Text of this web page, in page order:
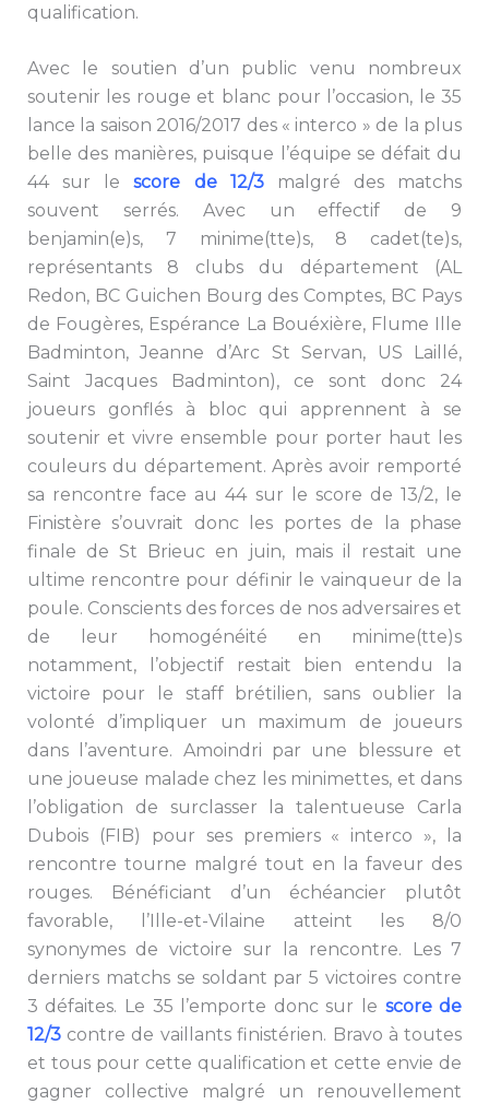
qualification.
Avec le soutien d’un public venu nombreux
soutenir les rouge et blanc pour l’occasion, le 35
lance la saison 2016/2017 des « interco » de la plus
belle des manières, puisque l’équipe se défait du
44 sur lescore de 12/3malgré des matchs
souvent serrés. Avec un effectif de 9
benjamin(e)s, 7 minime(tte)s, 8 cadet(te)s,
représentants 8 clubs du département (AL
Redon, BC Guichen Bourg des Comptes, BC Pays
de Fougères, Espérance La Bouéxière, Flume Ille
Badminton, Jeanne d’Arc St Servan, US Laillé,
Saint Jacques Badminton), ce sont donc 24
joueurs gonflés à bloc qui apprennent à se
soutenir et vivre ensemble pour porter haut les
couleurs du département. Après avoir remporté
sa rencontre face au 44 sur le score de 13/2, le
Finistère s’ouvrait donc les portes de la phase
finale de St Brieuc en juin, mais il restait une
ultime rencontre pour définir le vainqueur de la
poule. Conscients des forces de nos adversaires et
de leur homogénéité en minime(tte)s
notamment, l’objectif restait bien entendu la
victoire pour le staff brétilien, sans oublier la
volonté d’impliquer un maximum de joueurs
dans l’aventure. Amoindri par une blessure et
une joueuse malade chez les minimettes, et dans
l’obligation de surclasser la talentueuse Carla
Dubois (FIB) pour ses premiers « interco », la
rencontre tourne malgré tout en la faveur des
rouges. Bénéficiant d’un échéancier plutôt
favorable, l’Ille-et-Vilaine atteint les 8/0
synonymes de victoire sur la rencontre. Les 7
derniers matchs se soldant par 5 victoires contre
3 défaites. Le 35 l’emporte donc sur le score de
12/3contre de vaillants finistérien. Bravo à toutes
et tous pour cette qualification et cette envie de
gagner collective malgré un renouvellement